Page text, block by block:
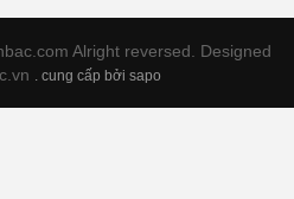
Alright reversed. Designed
. cung cấp bởi sapo